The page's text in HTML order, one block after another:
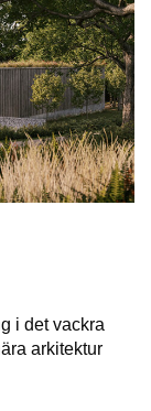
i det vackra
arkitektur